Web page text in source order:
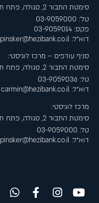
סימטת התבור 2, סגולה, פתח תקווה –
טל׳: 03-9059000
פקס: 03-9059014
דוא״ל: pinsker@hezibank.co.il
סניף עודפים – מרכז לוגיסטי:
סימטת התבור 2, סגולה, פתח תקווה –
טל: 03-9059036
דוא״ל: carmin@hezibank.co.il
מרכז לוגיסטי:
סימטת התבור 2, סגולה, פתח תקווה –
טל: 03-9059000
דוא״ל: pinsker@hezibank.co.il